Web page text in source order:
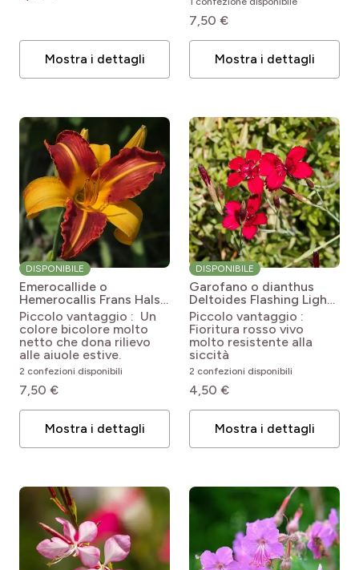
Mostra i dettagli
7,50 €
Mostra i dettagli
DISPONIBILE
Emerocallide o
Hemerocallis Frans Hals
Hemerocallis Frans Hals
Piccolo vantaggio : Un
colore bicolore molto
netto che dona rilievo
alle aiuole estive.
2 confezioni disponibili
7,50 €
Mostra i dettagli
DISPONIBILE
Garofano o dianthus
Deltoides Flashing Light
Dianthus deltoides
Flashing Light
Piccolo vantaggio :
Fioritura rosso vivo
molto resistente alla
siccità
2 confezioni disponibili
4,50 €
Mostra i dettagli